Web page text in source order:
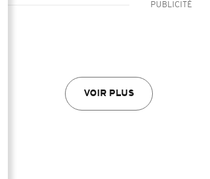
PUBLICITÉ
VOIR PLUS